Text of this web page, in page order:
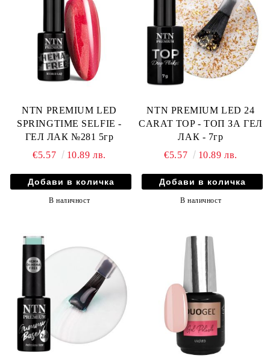
NTN PREMIUM LED
SPRINGTIME SELFIE -
ГЕЛ ЛАК №281 5гр
€5.57
10.89 лв.
В наличност
NTN PREMIUM LED 24
CARAT TOP - ТОП ЗА ГЕЛ
ЛАК - 7гр
€5.57
10.89 лв.
В наличност